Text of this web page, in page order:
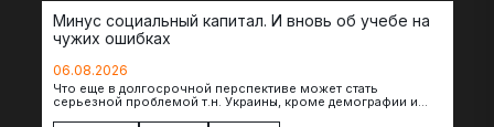
Минус социальный капитал. И вновь об учебе на
чужих ошибках
06.08.2026
Что еще в долгосрочной перспективе может стать
серьезной проблемой т.н. Украины, кроме демографии и